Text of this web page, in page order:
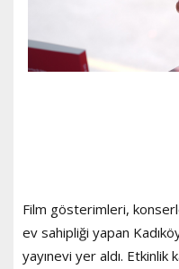
Film gösterimleri,
ev sahipliği yapan
yayınevi yer aldı. Etkinlik